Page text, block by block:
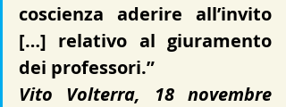
coscienza aderire all’invito
[…] relativo al giuramento
dei professori.”
Vito Volterra, 18 novembre